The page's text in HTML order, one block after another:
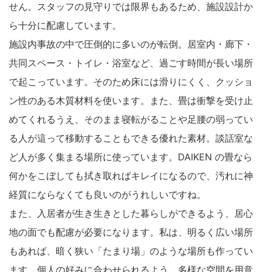
せん。スタッフの見守りでは限界もあるため、施設設計か
ら十分に配慮しています。
施設内事故の中で圧倒的に多いのが転倒。居室内・廊下・
共同スペース・トイレ・浴室など、過ごす時間が長い場所
で起こっています。そのため床には滑りにくく、クッショ
ン性のある木質材料を使います。また、畳は衝撃を受け止
めてくれるうえ、そのまま寝転がることや足腰の弱ってい
る人が這って移動することもできる優れた素材。談話室な
ど人が多く集まる場所に使っています。DAIKEN の畳なら
何かをこぼしても拭き取ればキレイになるので、汚れに神
経質にならなくても良いのがうれしいですね。
また、入居者が生き生きとした暮らしができるよう、居心
地の面でも配慮が必要になります。私は、明るく広い場所
もあれば、暗く狭い「たまり場」のような場所も作ってい
ます。個人の好みに合わせられるよう、多様な空間を用意